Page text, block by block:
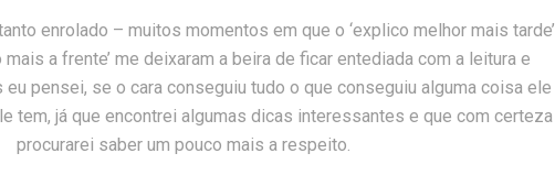
enrolado – muitos momentos em que o ‘explico melhor mais tarde’
a frente’ me deixaram a beira de ficar entediada com a leitura e
pensei, se o cara conseguiu tudo o que conseguiu alguma coisa ele
tem, já que encontrei algumas dicas interessantes e que com certeza
procurarei saber um pouco mais a respeito.